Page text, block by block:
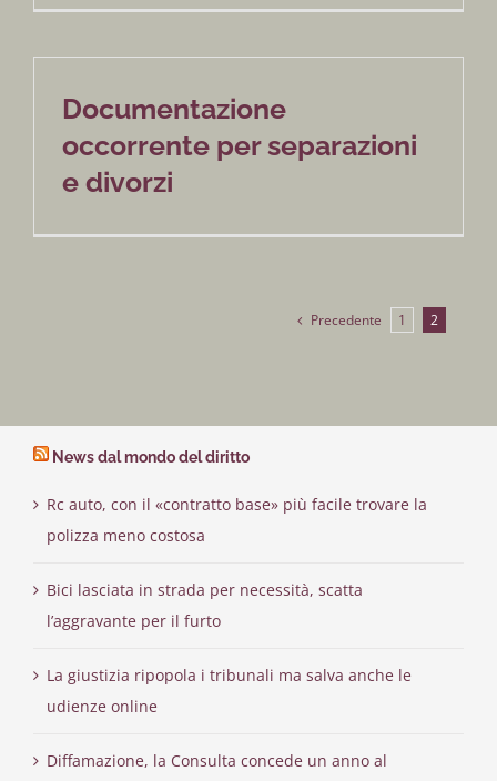
Documentazione
occorrente per separazioni
e divorzi
Precedente 1 2
News dal mondo del diritto
Rc auto, con il «contratto base» più facile trovare la
polizza meno costosa
Bici lasciata in strada per necessità, scatta
l’aggravante per il furto
La giustizia ripopola i tribunali ma salva anche le
udienze online
Diffamazione, la Consulta concede un anno al